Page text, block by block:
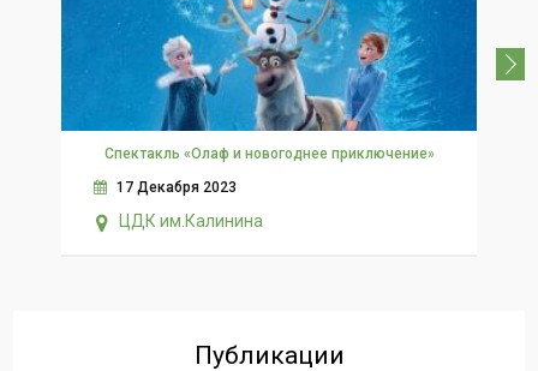
Спектакль «Олаф и новогоднее приключение»
17 Декабря 2023
ЦДК им.Калинина
Публикации